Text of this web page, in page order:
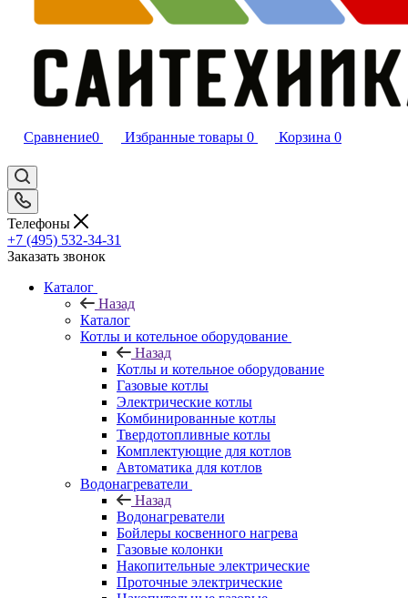
Сравнение0 Избранные товары 0 Корзина 0
Телефоны
+7 (495) 532‑34‑31
Заказать звонок
Каталог
Назад
Каталог
Котлы и котельное оборудование
Назад
Котлы и котельное оборудование
Газовые котлы
Электрические котлы
Комбинированные котлы
Твердотопливные котлы
Комплектующие для котлов
Автоматика для котлов
Водонагреватели
Назад
Водонагреватели
Бойлеры косвенного нагрева
Газовые колонки
Накопительные электрические
Проточные электрические